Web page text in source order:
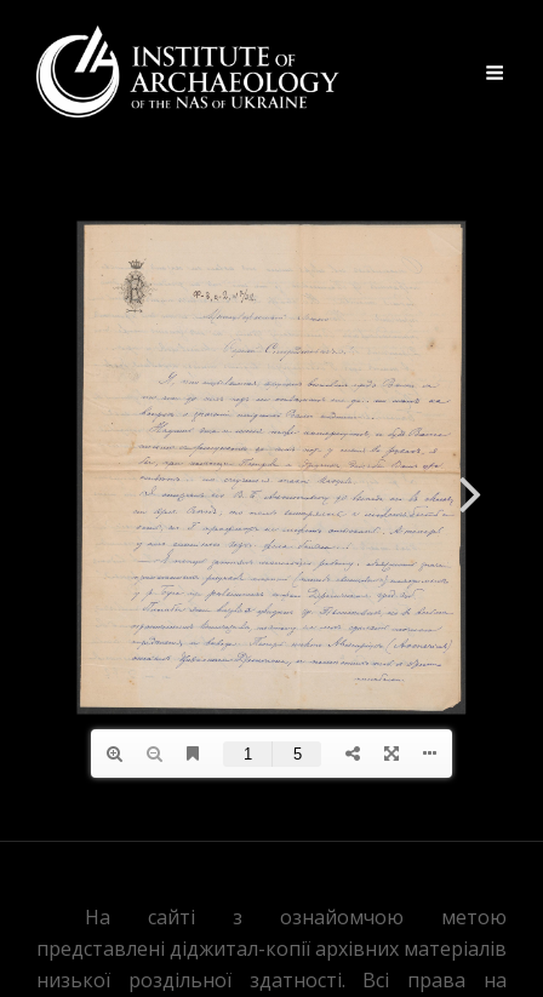
На сайті з ознайомчою метою
представлені діджитал-копії архівних матеріалів
низької роздільної здатності. Всі права на